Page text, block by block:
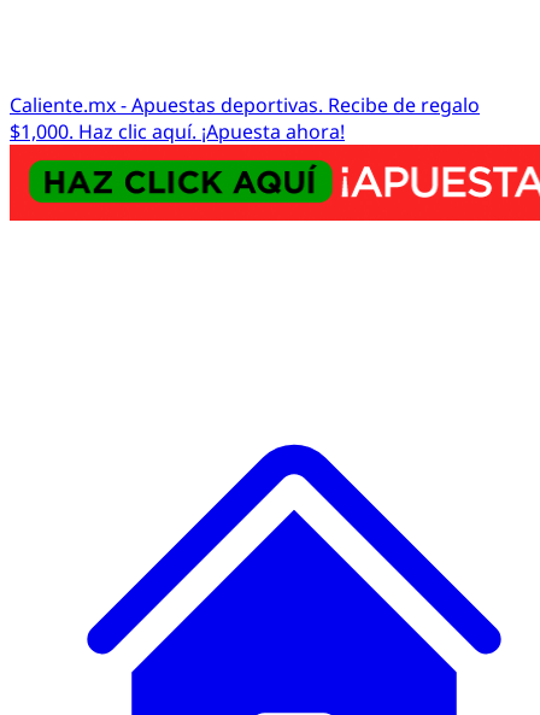
Caliente.mx - Apuestas deportivas. Recibe de regalo
$1,000. Haz clic aquí. ¡Apuesta ahora!